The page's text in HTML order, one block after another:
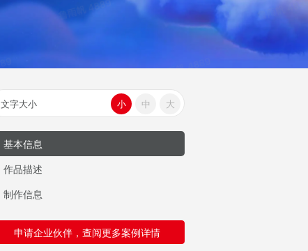
文字大小 大
中
小
基本信息
作品描述
制作信息
申请企业伙伴，查阅更多案例详情